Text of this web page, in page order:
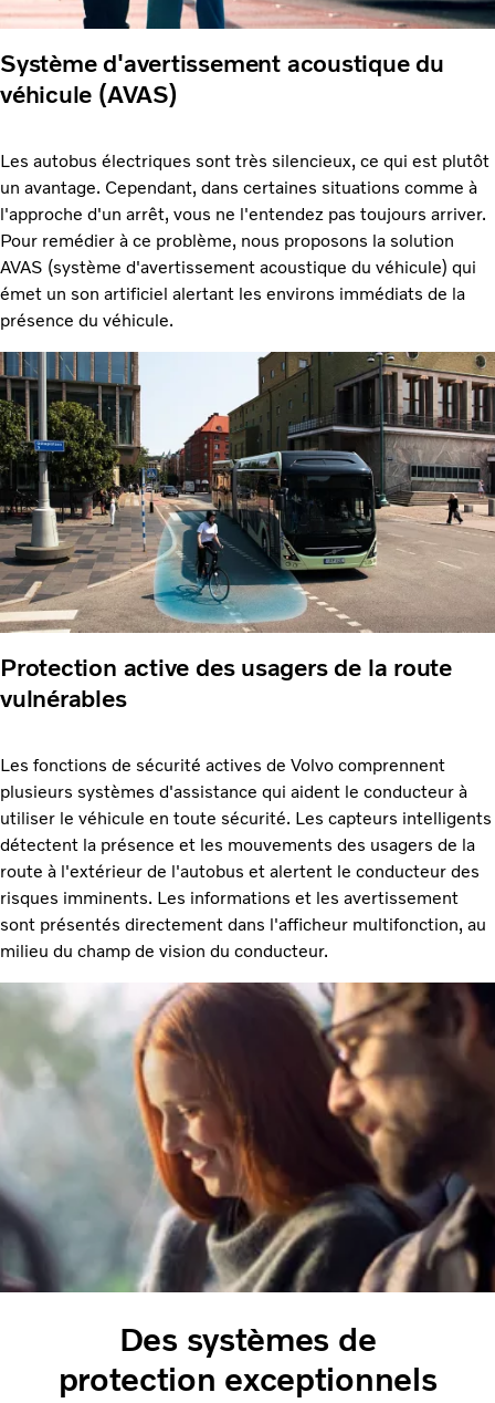
Système d'avertissement acoustique du
véhicule (AVAS)
Les autobus électriques sont très silencieux, ce qui est plutôt
un avantage. Cependant, dans certaines situations comme à
l'approche d'un arrêt, vous ne l'entendez pas toujours arriver.
Pour remédier à ce problème, nous proposons la solution
AVAS (système d'avertissement acoustique du véhicule) qui
émet un son artificiel alertant les environs immédiats de la
présence du véhicule.
Protection active des usagers de la route
vulnérables
Les fonctions de sécurité actives de Volvo comprennent
plusieurs systèmes d'assistance qui aident le conducteur à
utiliser le véhicule en toute sécurité. Les capteurs intelligents
détectent la présence et les mouvements des usagers de la
route à l'extérieur de l'autobus et alertent le conducteur des
risques imminents. Les informations et les avertissement
sont présentés directement dans l'afficheur multifonction, au
milieu du champ de vision du conducteur.
Des systèmes de
protection exceptionnels